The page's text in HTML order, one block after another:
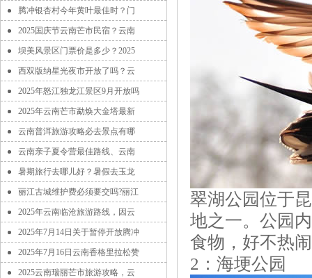
腾冲银杏村今年黄叶最佳时？门
2025国庆节云南芒市民宿？云南
坝美风景区门票价是多少？2025
西双版纳星光夜市开放了吗？云
2025年怒江独龙江景区9月开放吗
2025年云南芒市勐焕大金塔最新
云南普洱旅游攻略必去景点有哪
云南亲子夏令营最佳路线、云南
暑期旅行去哪儿好？暑假去玉龙
丽江古城维护费必须要交吗?丽江
2025年云南临沧旅游路线，因云
2025年7月14日关于暂停开放腾冲
2025年7月16日云南香格里拉松赞
2025云南瑞丽芒市旅游攻略，云
翠湖公园位于
地之一。公园
食物，好不热
2：海埂公园